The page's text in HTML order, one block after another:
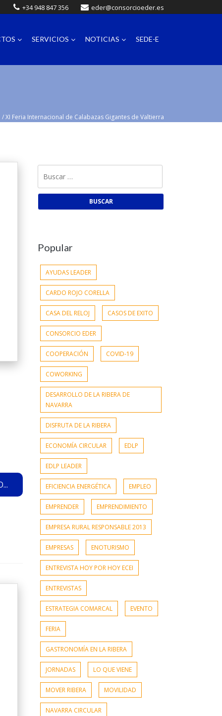
+34 948 847 356 eder@consorcioeder.es
SERVICIOS NOTICIAS SEDE-E
/XI Feria Internacional de Calabazas Gigantes de Valtierra
Popular
AYUDAS LEADER
CARDO ROJO CORELLA
CASA DEL RELOJ CASOS DE EXITO
CONSORCIO EDER
COOPERACIÓN COVID-19
COWORKING
DESARROLLO DE LA RIBERA DE
NAVARRA
DISFRUTA DE LA RIBERA
ECONOMÍA CIRCULAR EDLP
EDLP LEADER
EFICIENCIA ENERGÉTICA EMPLEO
EMPRENDER EMPRENDIMIENTO
EMPRESA RURAL RESPONSABLE 2013
EMPRESAS ENOTURISMO
ENTREVISTA HOY POR HOY ECEI
ENTREVISTAS
ESTRATEGIA COMARCAL EVENTO
FERIA
GASTRONOMÍA EN LA RIBERA
JORNADAS LO QUE VIENE
MOVER RIBERA MOVILIDAD
NAVARRA CIRCULAR